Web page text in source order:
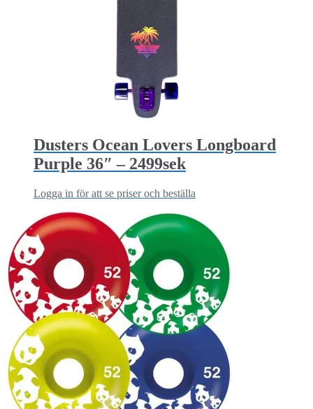
Dusters Ocean Lovers Longboard
Purple 36″ – 2499sek
Logga in för att se priser och beställa